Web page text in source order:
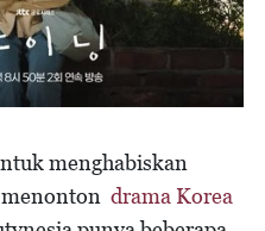
menghabiskan
drama Korea